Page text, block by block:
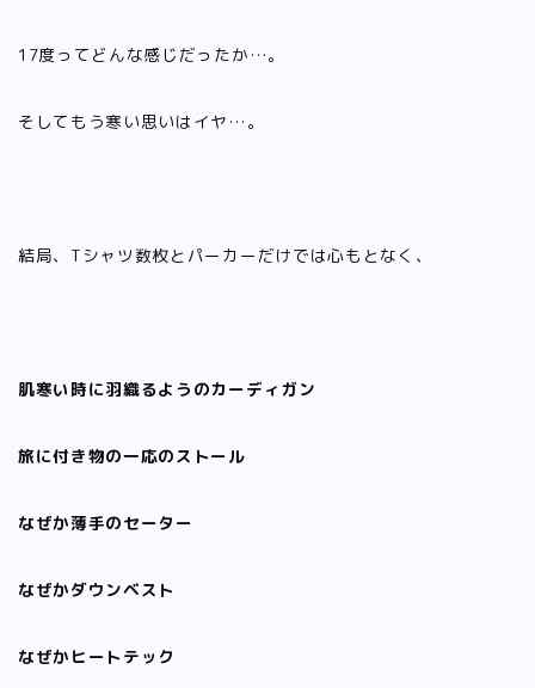
17度ってどんな感じだったか…。
そしてもう寒い思いはイヤ…。
結局、Tシャツ数枚とパーカーだけでは心もとなく、
肌寒い時に羽織るようのカーディガン
旅に付き物の一応のストール
なぜか薄手のセーター
なぜかダウンベスト
なぜかヒートテック